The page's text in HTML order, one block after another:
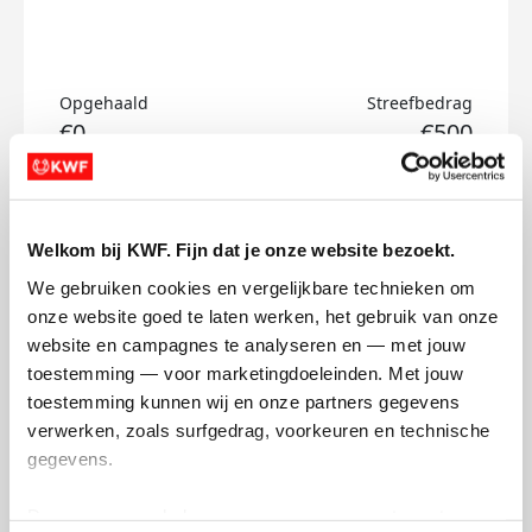
Welkom bij KWF. Fijn dat je onze website bezoekt.
We gebruiken cookies en vergelijkbare technieken om
onze website goed te laten werken, het gebruik van onze
website en campagnes te analyseren en — met jouw
toestemming — voor marketingdoeleinden. Met jouw
toestemming kunnen wij en onze partners gegevens
verwerken, zoals surfgedrag, voorkeuren en technische
gegevens.
Opgehaald
€0
Streefbedrag
€500
Doneer
Rune's badges